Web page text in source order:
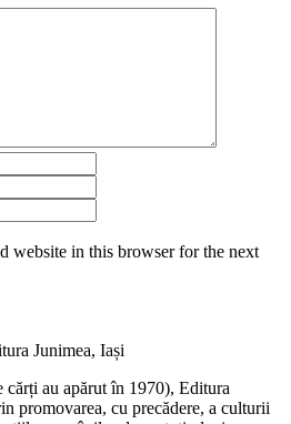
website in this browser for the next
au apărut în 1970), Editura
promovarea, cu precădere, a culturii